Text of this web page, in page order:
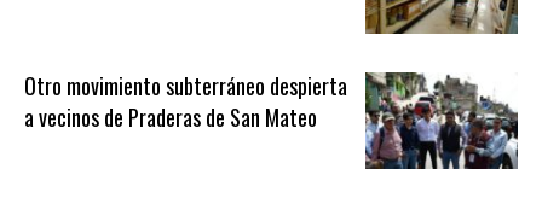
Otro movimiento subterráneo despierta
a vecinos de Praderas de San Mateo